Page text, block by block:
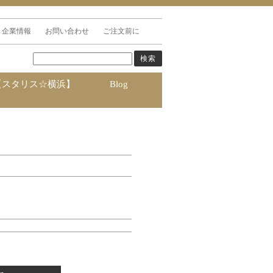
企業情報 お問い合わせ ご注文前に
タリス☆横浜】 Blog